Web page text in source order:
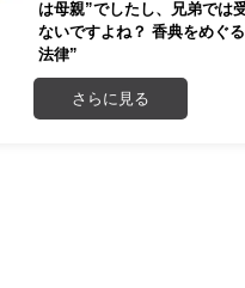
は母親”でしたし、兄弟では
ないですよね？ 香典をめぐ
法律”
さらに見る